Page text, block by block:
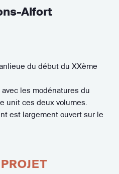
Alfort
du début du XXème
les modénatures du
unit ces deux volumes.
est largement ouvert sur le